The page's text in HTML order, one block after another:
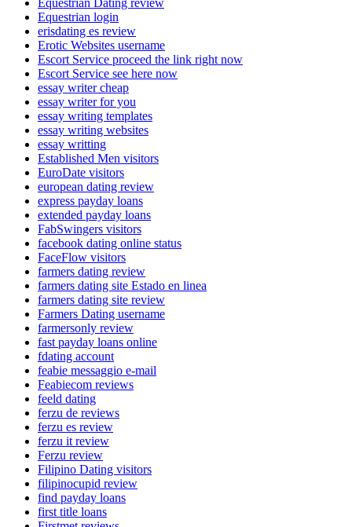
Equestrian login
erisdating es review
Erotic Websites username
Escort Service proceed the link right now
Escort Service see here now
essay writer cheap
essay writer for you
essay writing templates
essay writing websites
essay writting
Established Men visitors
EuroDate visitors
european dating review
express payday loans
extended payday loans
FabSwingers visitors
facebook dating online status
FaceFlow visitors
farmers dating review
farmers dating site Estado en linea
farmers dating site review
Farmers Dating username
farmersonly review
fast payday loans online
fdating account
feabie messaggio e-mail
Feabiecom reviews
feeld dating
ferzu de reviews
ferzu es review
ferzu it review
Ferzu review
Filipino Dating visitors
filipinocupid review
find payday loans
first title loans